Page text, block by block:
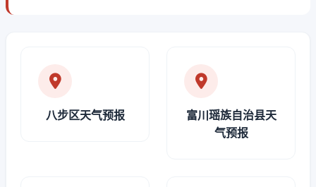
八步区天气预报
富川瑶族自治县天
气预报